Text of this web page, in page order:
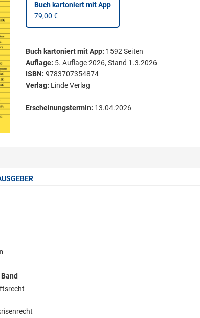
Buch kartoniertmit App
79,00 €
Buch kartoniertmit App: 1592 Seiten
Auflage: 5. Auflage 2026, Stand 1.3.2026
ISBN: 9783707354874
Verlag: Linde Verlag
Erscheinungstermin: 13.04.2026